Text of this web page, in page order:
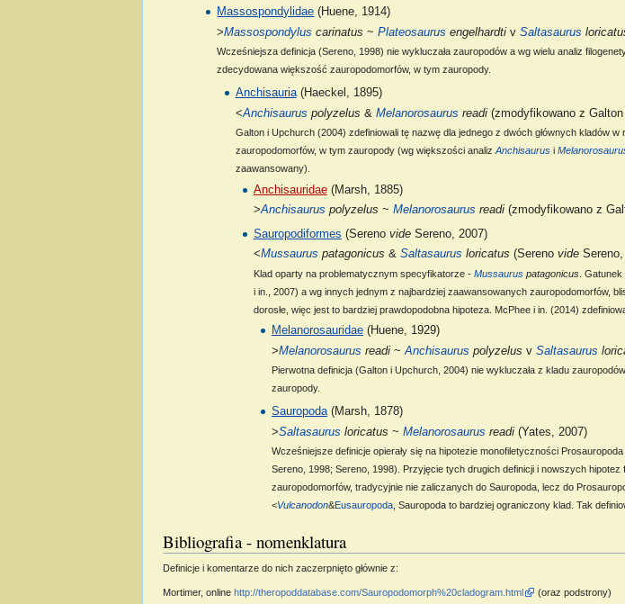
Massospondylidae (Huene, 1914)
>Massospondylus carinatus ~Plateosaurus engelhardti vSaltasaurus
Wcześniejsza definicja (Sereno, 1998) nie wykluczała zauropodów a wg wielu analiz
zdecydowana większość zauropodomorfów, w tym zauropody.
Anchisauria(Haeckel, 1895)
<Anchisaurus polyzelus & Melanorosaurus readi(zmodyfikowano z Galton
Galton i Upchurch (2004) zdefiniowali tę nazwę dla jednego z dwóch głównych kladów
zauropodomorfów, w tym zauropody (wg większości analiz Anchisaurusi
zaawansowany).
Anchisauridae(Marsh, 1885)
>Anchisaurus polyzelus ~ Melanorosaurus readi(zmodyfikowano z
Sauropodiformes (Sereno videSereno, 2007)
<Mussaurus patagonicus & Saltasaurus loricatus (Sereno videSereno,
Klad oparty na problematycznym specyfikatorze - Mussauruspatagonicus. Gatunek
i in., 2007) a wg innych jednym z najbardziej zaawansowanych zauropodomorfów,
dorosłe, więc jest to bardziej prawdopodobna hipoteza. McPhee i in. (2014)
Melanorosauridae(Huene, 1929)
>Melanorosaurus readi~Anchisaurus polyzelus v Saltasaurus
Pierwotna definicja (Galton i Upchurch, 2004) nie wykluczała z kladu
zauropody.
Sauropoda(Marsh, 1878)
>Saltasaurus loricatus ~ Melanorosaurus readi(Yates, 2007)
Wcześniejsze definicje opierały się na hipotezie monofiletyczności
Sereno, 1998; Sereno, 1998). Przyjęcie tych drugich definicji i nowszych
zauropodomorfów, tradycyjnie nie zaliczanych do Sauropoda, lecz do
<Vulcanodon&Eusauropoda, Sauropoda to bardziej ograniczony klad. Tak
Bibliografia - nomenklatura
Definicje i komentarze do nich zaczerpnięto głównie z:
Mortimer, online http://theropoddatabase.com/Sauropodomorph%20cladogram.html (oraz podstrony)